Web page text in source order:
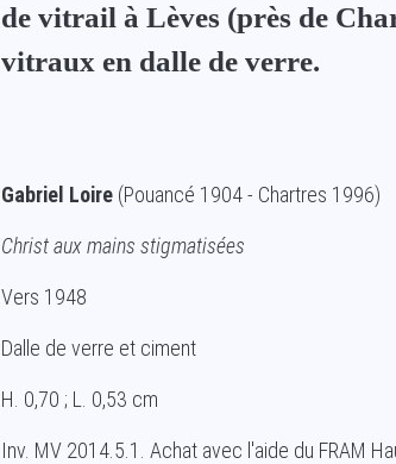
de vitrail à Lèves (près de
vitraux en dalle de verre.
Gabriel Loire (Pouancé 1904 - Chartres 1996)
Christ aux mains stigmatisées
Vers 1948
Dalle de verre et ciment
H. 0,70 ; L. 0,53 cm
Inv. MV 2014.5.1. Achat avec l'aide du FRAM